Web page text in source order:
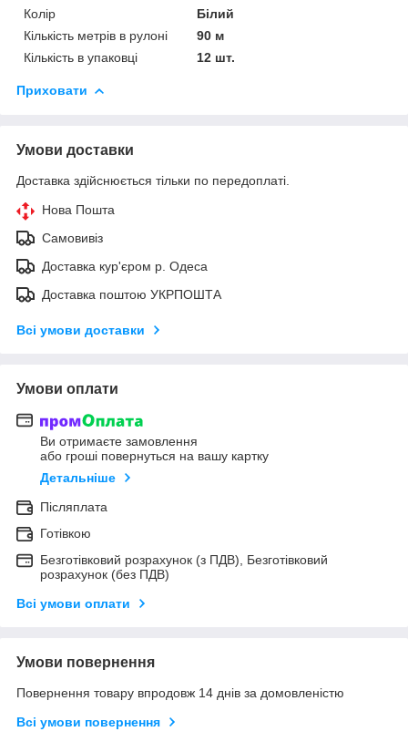
Колір
Білий
Кількість метрів в рулоні
90 м
Кількість в упаковці
12 шт.
Приховати
Умови доставки
Доставка здійснюється тільки по передоплаті.
Нова Пошта
Самовивіз
Доставка кур'єром р. Одеса
Доставка поштою УКРПОШТА
Всі умови доставки
Умови оплати
Ви отримаєте замовлення
або гроші повернуться на вашу картку
Детальніше
Післяплата
Готівкою
Безготівковий розрахунок (з ПДВ), Безготівковий
розрахунок (без ПДВ)
Всі умови оплати
Умови повернення
Повернення товару впродовж 14 днів за домовленістю
Всі умови повернення